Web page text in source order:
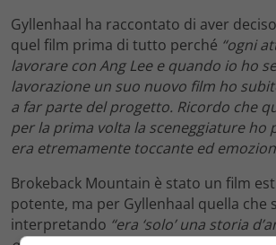
Gyllenhaal ha raccontato di aver
quel film prima di tutto perché “ogni
lavorare con Ang Lee e quando io ho
lavorazione un suo nuovo film ho
a far parte del progetto. Ricordo che
per la prima volta la sceneggiature ho
era etremamente toccante ed
Brokeback Mountain è stato un film
potente, ma per Gyllenhaal quella che
interpretando “era ‘solo’ una storia